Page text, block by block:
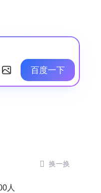
百度一下
 换一换
人